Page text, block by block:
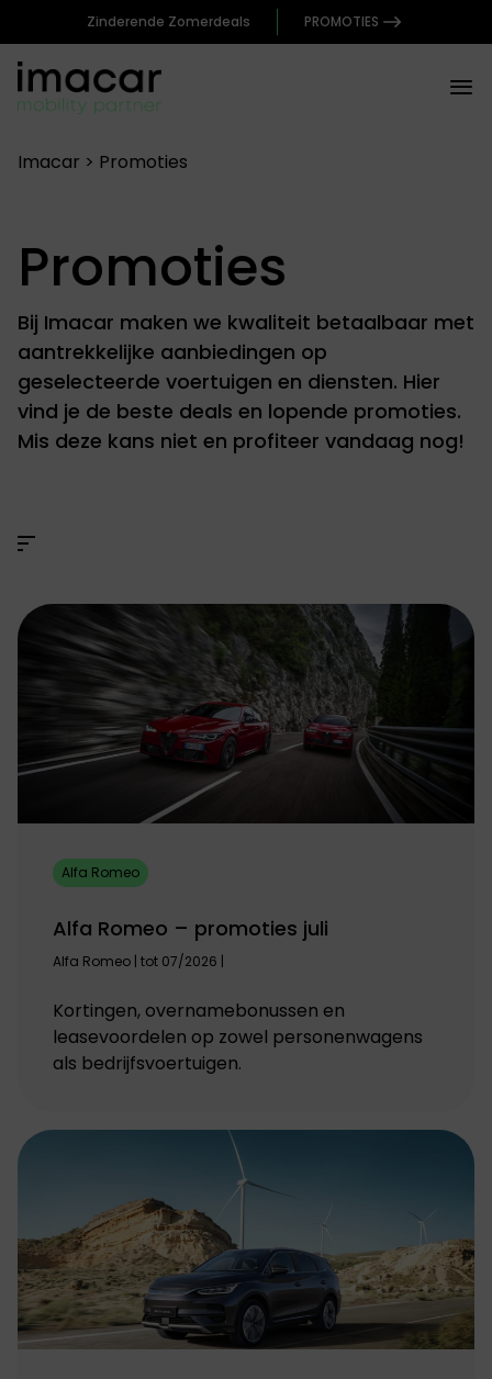
Zinderende Zomerdeals PROMOTIES
naarImacar > Promoties
Promoties
Bij Imacar maken we kwaliteit betaalbaar met
aantrekkelijke aanbiedingen op
geselecteerde voertuigen en diensten. Hier
vind je de beste deals en lopende promoties.
Mis deze kans niet en profiteer vandaag nog!
Alfa Romeo
Alfa Romeo – promoties juli
Alfa Romeo | tot 07/2026 |
Kortingen, overnamebonussen en
leasevoordelen op zowel personenwagens
als bedrijfsvoertuigen.